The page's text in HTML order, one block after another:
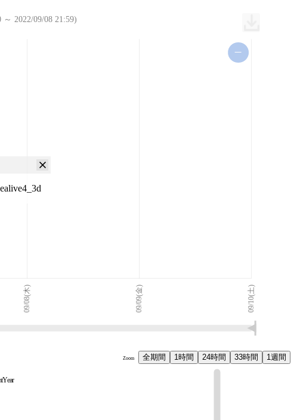
2022/09/08 21:59)
09/08(木) 09/09(金) 09/10(土)
Zoom 全期間 1時間 24時間 33時間 1週間